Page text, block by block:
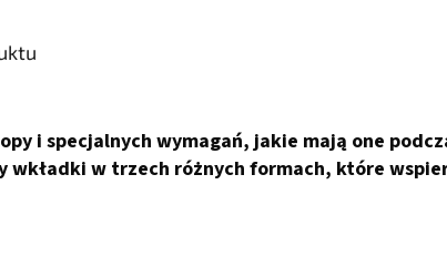
i specjalnych wymagań, jakie mają one
wkładki w trzech różnych formach, które